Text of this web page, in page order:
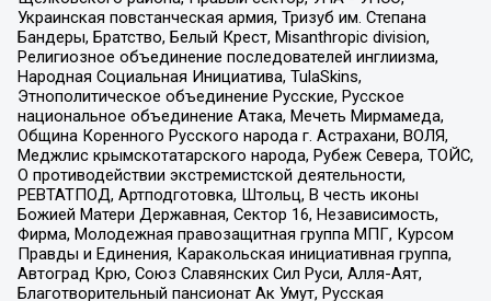
Украинская повстанческая армия, Тризуб им. Степана
Бандеры, Братство, Белый Крест, Misanthropic division,
Религиозное объединение последователей инглиизма,
Народная Социальная Инициатива, TulaSkins,
Этнополитическое объединение Русские, Русское
национальное объединение Атака, Мечеть Мирмамеда,
Община Коренного Русского народа г. Астрахани, ВОЛЯ,
Меджлис крымскотатарского народа, Рубеж Севера, ТОЙС,
О противодействии экстремистской деятельности,
РЕВТАТПОД, Артподготовка, Штольц, В честь иконы
Божией Матери Державная, Сектор 16, Независимость,
Фирма, Молодежная правозащитная группа МПГ, Курсом
Правды и Единения, Каракольская инициативная группа,
Автоград Крю, Союз Славянских Сил Руси, Алля-Аят,
Благотворительный пансионат Ак Умут, Русская